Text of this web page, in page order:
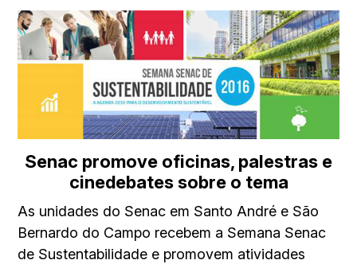
Senac promove oficinas, palestras e
cinedebates sobre o tema
As unidades do Senac em Santo André e São
Bernardo do Campo recebem a Semana Senac
de Sustentabilidade e promovem atividades